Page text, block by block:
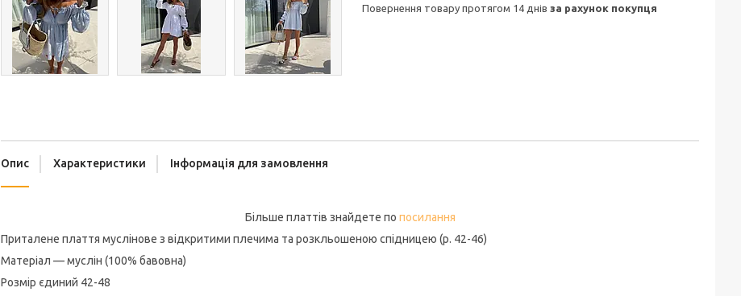
повернення товару протягом 14 днів за рахунок покупця
Опис Характеристики Інформація для замовлення
Більше платтів знайдете по посилання
Приталене плаття муслінове з відкритими плечима та розкльошеною спідницею (р. 42-46)
Матеріал — муслін (100% бавовна)
Розмір єдиний 42-48